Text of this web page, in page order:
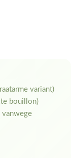
variant)
bouillon)
vanwege